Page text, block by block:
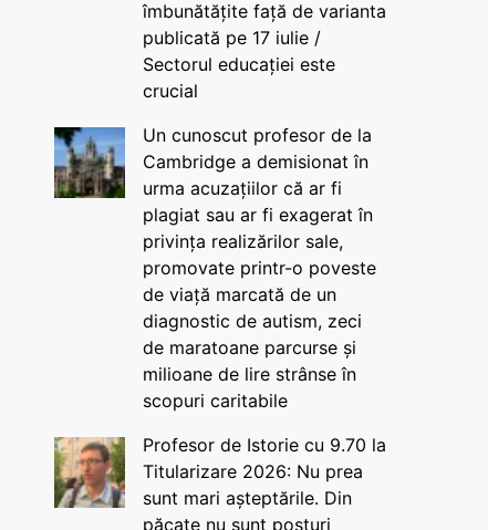
îmbunătățite față de varianta
publicată pe 17 iulie /
Sectorul educației este
crucial
Un cunoscut profesor de la
Cambridge a demisionat în
urma acuzațiilor că ar fi
plagiat sau ar fi exagerat în
privința realizărilor sale,
promovate printr-o poveste
de viață marcată de un
diagnostic de autism, zeci
de maratoane parcurse și
milioane de lire strânse în
scopuri caritabile
Profesor de Istorie cu 9.70 la
Titularizare 2026: Nu prea
sunt mari așteptările. Din
păcate nu sunt posturi